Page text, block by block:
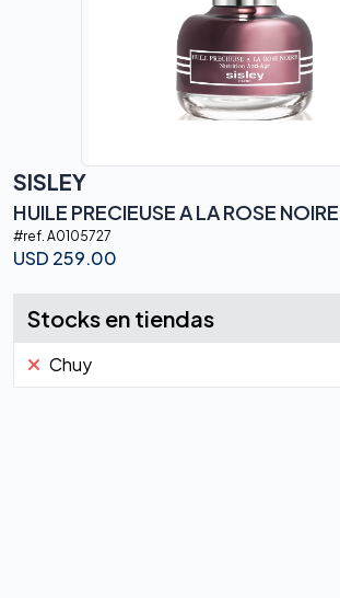
SISLEY
HUILE PRECIEUSE A LA ROSE
#ref. A0105727
USD 259.00
Stocks en tiendas
Chuy